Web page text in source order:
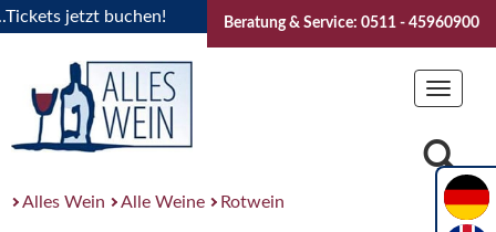
jetzt buchen! "Das Sommerfest 2026" Vive la
Beratung & Service: 0511 - 45960900
Toggle
Alles Wein Alle Weine Rotwein